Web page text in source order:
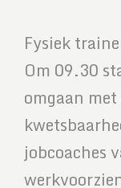
Fysiek
Om 09.30
omgaan
jobcoaches